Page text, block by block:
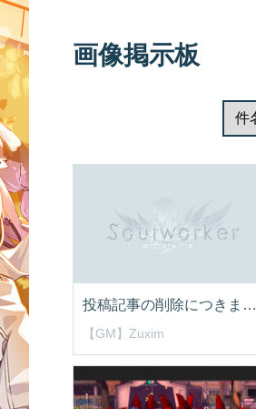
画像掲示板
投稿記事の削除につきまして
【GM】Zuxim